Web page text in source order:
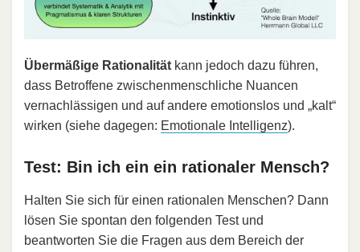
Übermäßige Rationalität kann jedoch dazu führen,
dass Betroffene zwischenmenschliche Nuancen
vernachlässigen und auf andere emotionslos und „kalt“
wirken (siehe dagegen: Emotionale Intelligenz).
Test: Bin ich ein ein rationaler Mensch?
Halten Sie sich für einen rationalen Menschen? Dann
lösen Sie spontan den folgenden Test und
beantworten Sie die Fragen aus dem Bereich der